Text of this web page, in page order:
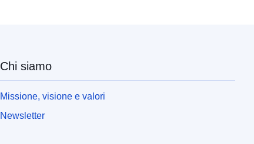
Chi siamo
Missione, visione e valori
Newsletter